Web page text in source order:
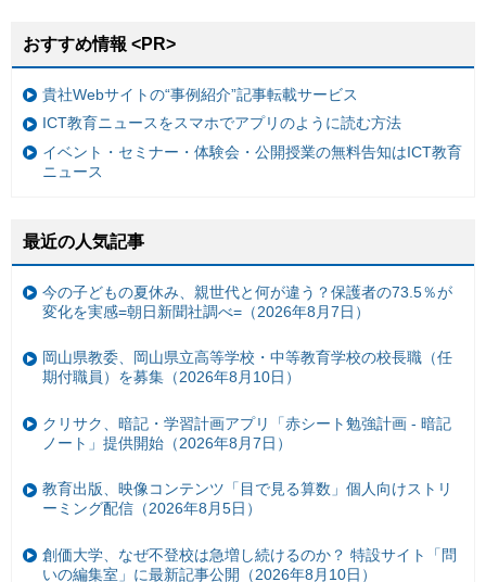
おすすめ情報 <PR>
貴社Webサイトの“事例紹介”記事転載サービス
ICT教育ニュースをスマホでアプリのように読む方法
イベント・セミナー・体験会・公開授業の無料告知はICT教育
ニュース
最近の人気記事
今の子どもの夏休み、親世代と何が違う？保護者の73.5％が
変化を実感=朝日新聞社調べ=（2026年8月7日）
岡山県教委、岡山県立高等学校・中等教育学校の校長職（任
期付職員）を募集（2026年8月10日）
クリサク、暗記・学習計画アプリ「赤シート勉強計画 - 暗記
ノート」提供開始（2026年8月7日）
教育出版、映像コンテンツ「目で見る算数」個人向けストリ
ーミング配信（2026年8月5日）
創価大学、なぜ不登校は急増し続けるのか？ 特設サイト「問
いの編集室」に最新記事公開（2026年8月10日）